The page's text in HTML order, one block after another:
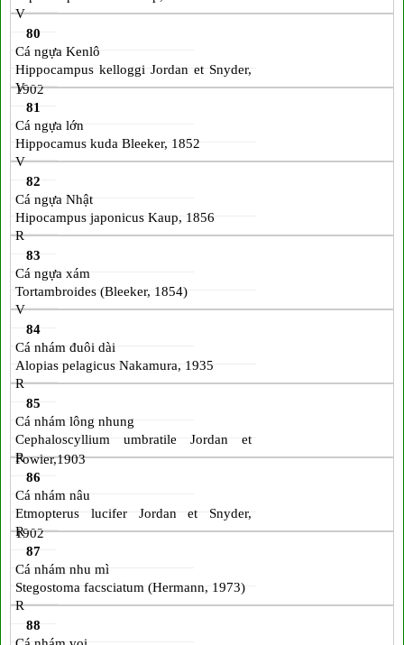
V
80
Cá ngựa Kenlô
Hippocampus kelloggi Jordan et Snyder,
1902
V
81
Cá ngựa lớn
Hippocamus kuda Bleeker, 1852
V
82
Cá ngựa Nhật
Hipocampus japonicus Kaup, 1856
R
83
Cá ngựa xám
Tortambroides (Bleeker, 1854)
V
84
Cá nhám đuôi dài
Alopias pelagicus Nakamura, 1935
R
85
Cá nhám lông nhung
Cephaloscyllium umbratile Jordan et
Fowler,1903
R
86
Cá nhám nâu
Etmopterus lucifer Jordan et Snyder,
1902
R
87
Cá nhám nhu mì
Stegostoma facsciatum (Hermann, 1973)
R
88